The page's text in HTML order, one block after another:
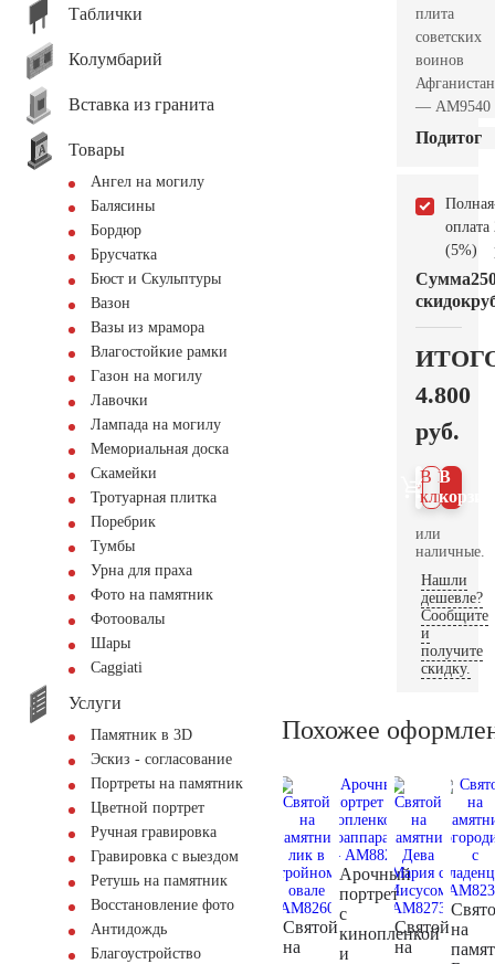
Таблички
Колумбарий
Вставка из гранита
Товары
Ангел на могилу
Балясины
Бордюр
Брусчатка
Бюст и Скульптуры
Вазон
Вазы из мрамора
Влагостойкие рамки
Газон на могилу
Лавочки
Лампада на могилу
Мемориальная доска
Скамейки
Тротуарная плитка
Поребрик
Тумбы
Урна для праха
Фото на памятник
Фотоовалы
Шары
Сaggiati
Услуги
Памятник в 3D
Эскиз - согласование
Портреты на памятник
Цветной портрет
Ручная гравировка
Гравировка с выездом
Ретушь на памятник
Восстановление фото
Антидождь
Благоустройство
плита
советских
воинов
— AM9540
Подитог
Полная
оплата
(5%)
Сумма
скидок
4.800
руб.
В
В 1
клик
или
наличные.
Нашли
дешевле?
Сообщите
и
получите
скидку.
Похожее
Святой
на
Арочный
портрет
с
кинопленкой
и
Святой
на
на